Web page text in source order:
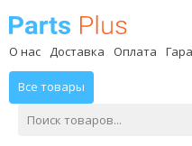
О нас Доставка Оплата
Все товары